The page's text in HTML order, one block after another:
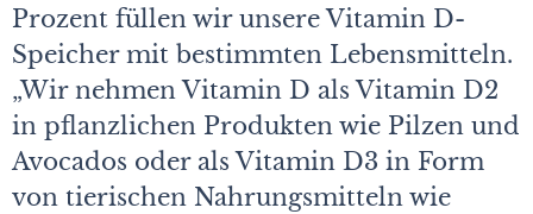
Prozent füllen wir unsere Vitamin D-
Speicher mit bestimmten Lebensmitteln.
„Wir nehmen Vitamin D als Vitamin D2
in pflanzlichen Produkten wie Pilzen und
Avocados oder als Vitamin D3 in Form
von tierischen Nahrungsmitteln wie